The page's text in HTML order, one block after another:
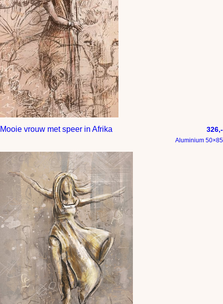
Mooie vrouw met speer in Afrika 326,-
Aluminium 50×85